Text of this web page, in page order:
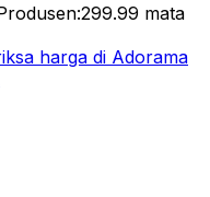
mata
harga di Adorama